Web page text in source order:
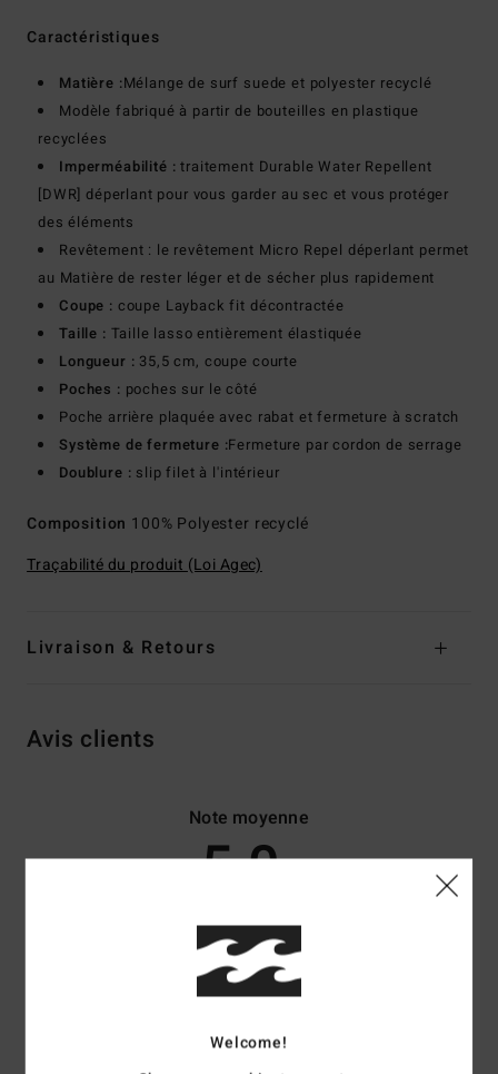
Caractéristiques
Matière :Mélange de surf suede et polyester recyclé
Modèle fabriqué à partir de bouteilles en plastique
recyclées
Imperméabilité : traitement Durable Water Repellent
[DWR] déperlant pour vous garder au sec et vous protéger
des éléments
Revêtement : le revêtement Micro Repel déperlant permet
au Matière de rester léger et de sécher plus rapidement
Coupe : coupe Layback fit décontractée
Taille : Taille lasso entièrement élastiquée
Longueur : 35,5 cm, coupe courte
Poches : poches sur le côté
Poche arrière plaquée avec rabat et fermeture à scratch
Système de fermeture :Fermeture par cordon de serrage
Doublure : slip filet à l'intérieur
Composition 100% Polyester recyclé
Traçabilité du produit (Loi Agec)
Livraison & Retours
Avis clients
Note moyenne
5.0
4 avis vérifiés depuis mai 2026
75% de nos clients recommandent ce produit
Welcome!